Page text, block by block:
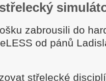
zabrousili do
od pánů
střelecké